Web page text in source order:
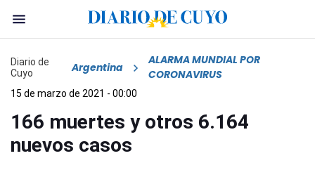
Diario de
Cuyo
Argentina
ALARMA MUNDIAL POR
CORONAVIRUS
15 de marzo de 2021 - 00:00
166 muertes y otros 6.164
nuevos casos